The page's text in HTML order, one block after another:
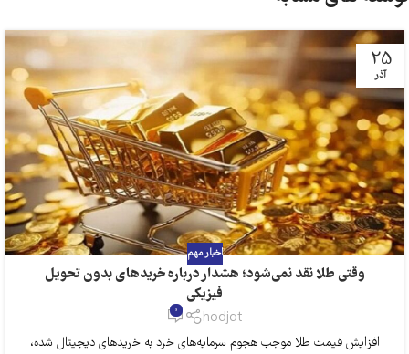
25
آذر
اخبار مهم
وقتی طلا نقد نمی‌شود؛ هشدار درباره خریدهای بدون تحویل
فیزیکی
hodjat
0
افزایش قیمت طلا موجب هجوم سرمایه‌های خرد به خریدهای دیجیتال شده،